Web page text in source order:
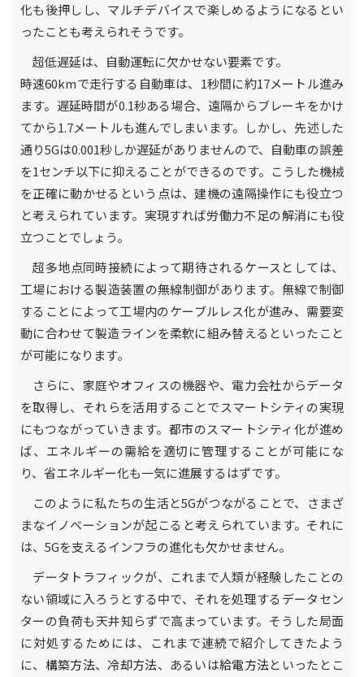
化も後押しし、マルチデバイスで楽しめるようになるとい
ったことも考えられそうです。
超低遅延は、自動運転に欠かせない要素です。
時速60kmで走行する自動車は、1秒間に約17メートル進み
ます。遅延時間が0.1秒ある場合、遠隔からブレーキをかけ
てから1.7メートルも進んでしまいます。しかし、先述した
通り5Gは0.001秒しか遅延がありませんので、自動車の誤差
を1センチ以下に抑えることができるのです。こうした機械
を正確に動かせるという点は、建機の遠隔操作にも役立つ
と考えられています。実現すれば労働力不足の解消にも役
立つことでしょう。
超多地点同時接続によって期待されるケースとしては、
工場における製造装置の無線制御があります。無線で制御
することによって工場内のケーブルレス化が進み、需要変
動に合わせて製造ラインを柔軟に組み替えるといったこと
が可能になります。
さらに、家庭やオフィスの機器や、電力会社からデータ
を取得し、それらを活用することでスマートシティの実現
にもつながっていきます。都市のスマートシティ化が進め
ば、エネルギーの需給を適切に管理することが可能にな
り、省エネルギー化も一気に進展するはずです。
このように私たちの生活と5Gがつながることで、さまざ
まなイノベーションが起こると考えられています。それに
は、5Gを支えるインフラの進化も欠かせません。
データトラフィックが、これまで人類が経験したことの
ない領域に入ろうとする中で、それを処理するデータセン
ターの負荷も天井知らずで高まっています。そうした局面
に対処するためには、これまで連続で紹介してきたよう
に、 構築方法、 冷却方法、あるいは給電方法といったとこ